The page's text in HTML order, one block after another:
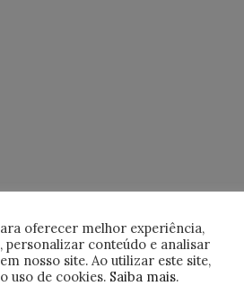
oferecer melhor experiência,
personalizar conteúdo e analisar
nosso site. Ao utilizar este site,
uso de cookies. Saiba mais.